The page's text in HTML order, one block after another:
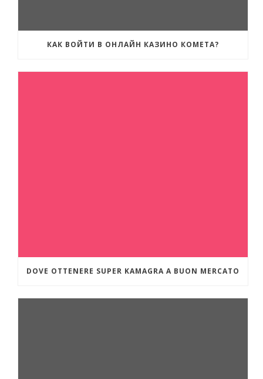
КАК ВОЙТИ В ОНЛАЙН КАЗИНО КОМЕТА?
DOVE OTTENERE SUPER KAMAGRA A BUON MERCATO